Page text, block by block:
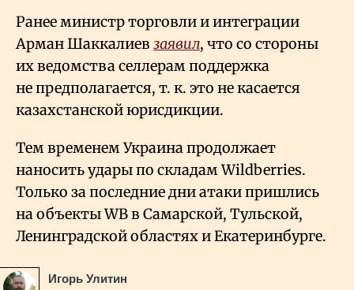
Ранее министр торговли и интеграции
Арман Шаккалиев заявил, что со стороны
их ведомства селлерам поддержка
не предполагается, т. к. это не касается
казахстанской юрисдикции.
Тем временем Украина продолжает
наносить удары по складам Wildberries.
Только за последние дни атаки пришлись
на объекты WB в Самарской, Тульской,
Ленинградской областях и Екатеринбурге.
Игорь Улитин